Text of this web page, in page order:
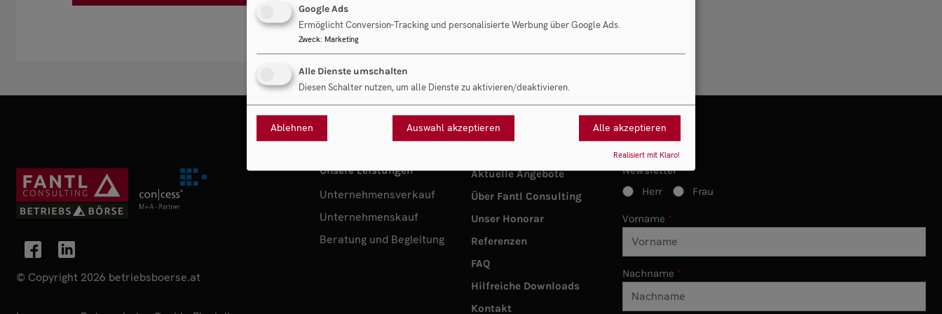
© Copyright 2026 betriebsboerse.at
Unsere Leistungen
Unternehmensverkauf
Unternehmenskauf
Beratung und Begleitung
Aktuelle Angebote
Über Fantl Consulting
Unser Honorar
Referenzen
FAQ
Hilfreiche Downloads
Kontakt
Newsletter
Herr
Frau
Vorname
Nachname
Google Ads
Ermöglicht Conversion-Tracking und personalisierte Werbung über Google Ads.
Zweck: Marketing
Alle Dienste umschalten
Diesen Schalter nutzen, um alle Dienste zu aktivieren/deaktivieren.
Ablehnen Auswahl akzeptieren Alle akzeptieren
Realisiert mit Klaro!